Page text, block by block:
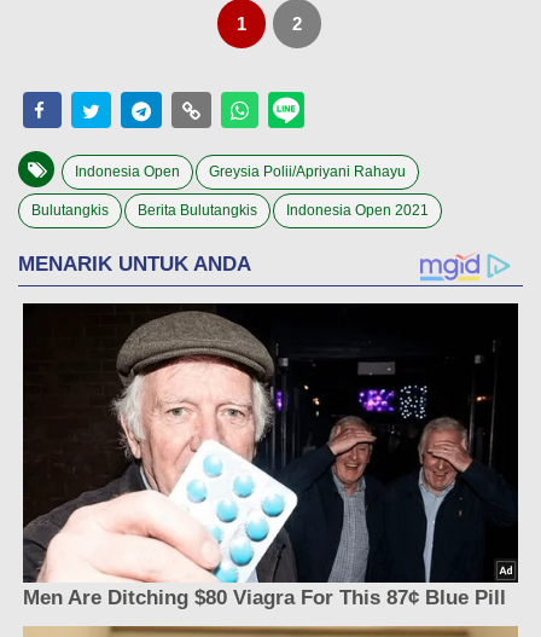
1 2
Indonesia Open Greysia Polii/Apriyani Rahayu
Bulutangkis Berita Bulutangkis Indonesia Open 2021